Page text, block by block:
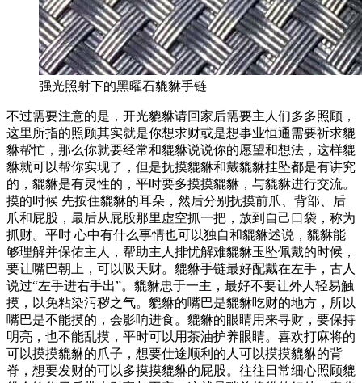
强光照射下的黑曜石貔貅手链
不过需要注意的是，开光貔貅请回家后需要主人们多多照顾，
这里所指的照顾其实就是你想求财或是想事业恒通需要祈求貔
貅帮忙，那么你就要经常和貔貅说说你的愿望和想法，这样貔
貅就可以帮你实现了，但是抚摸貔貅和戴貔貅挂坠都是有讲究
的，貔貅是有灵性的，平时要多摸摸貔貅，与貔貅进行交流。
摸的时候 先按住貔貅的耳朵，然后分别抚摸前爪、背部、后
爪和屁股，最后从屁股那里虚空抓一把，放到自己口袋，称为
抓财。平时 心中有什么事情也可以独自和貔貅述说，貔貅能
够理解并保佑主人，帮助主人排忧解难貔貅玉坠佩戴的时候，
要让嘴巴朝上，可以吸天财。貔貅手链最好配戴在左手，古人
说过“左手进右手出”。貔貅忠于一主，最好不要让外人轻易触
摸，以免粘染污秽之气。貔貅的嘴巴是貔貅吃财的地方，所以
嘴巴是不能摸的，会影响进食。貔貅的眼睛用来寻财，要保持
明亮，也不能乱摸，平时可以用茶油护养眼睛。喜欢打麻将的
可以摸摸貔貅的爪子，想要仕途顺利的人可以摸摸貔貅的背
脊，想要发财的可以多摸摸貔貅的屁股。往往日常细心照顾貔